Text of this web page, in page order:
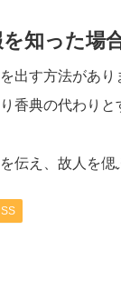
知った場
出す方法があ
香典の代わりと
伝え、故人を